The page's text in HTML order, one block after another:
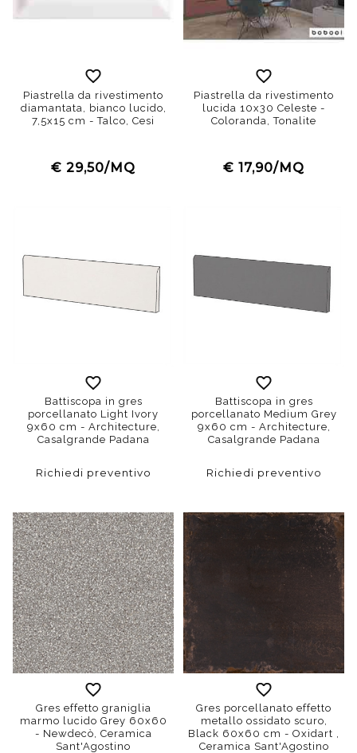
Piastrella da rivestimento
diamantata, bianco lucido,
7,5x15 cm - Talco, Cesi
€ 29,50/MQ
Piastrella da rivestimento
lucida 10x30 Celeste -
Coloranda, Tonalite
€ 17,90/MQ
Battiscopa in gres
porcellanato Light Ivory
9x60 cm - Architecture,
Casalgrande Padana
Richiedi preventivo
Battiscopa in gres
porcellanato Medium Grey
9x60 cm - Architecture,
Casalgrande Padana
Richiedi preventivo
Gres effetto graniglia
marmo lucido Grey 60x60
- Newdecò, Ceramica
Sant'Agostino
Gres porcellanato effetto
metallo ossidato scuro,
Black 60x60 cm - Oxidart ,
Ceramica Sant'Agostino